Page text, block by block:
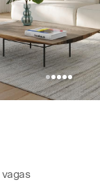
vagas